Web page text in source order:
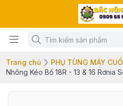
Trang chủ
PHỤ TÙNG MÁY
Nhông Kéo Bố 18R - 13 & 16 Rơnia